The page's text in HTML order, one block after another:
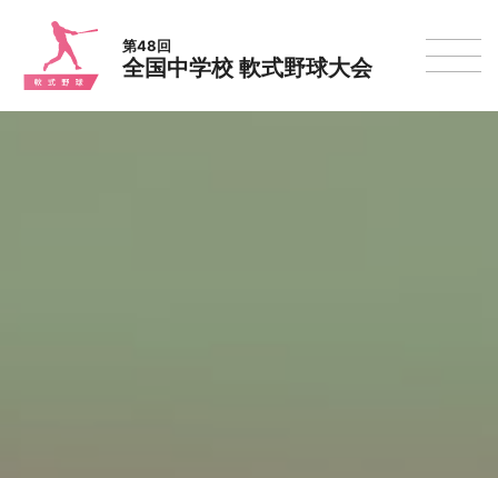
第48回
全国中学校 軟式野球大会